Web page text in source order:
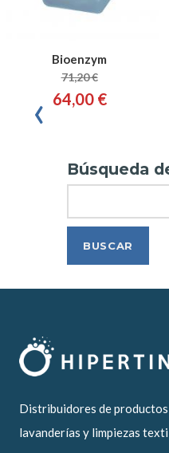
Bioenzym
71,20 €
64,00 €
‹
Búsqueda
Distribuidores de
lavanderías y limpiezas